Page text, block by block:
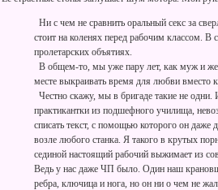
Ни с чем не сравнить оральный секс за
стоит на коленях перед рабочим классом.
пролетарских объятиях.
В общем-то, мы уже пару лет, как муж и
месте выкраивать время для любви вместо
Честно скажу, мы в бригаде такие не одни.
практикантки из подшефного училища,
списать текст, с помощью которого он
возле любого станка. Я такого в крутых
сединой настоящий рабочий выжимает из
Ведь у нас даже ЧП было. Один наш
ребра, ключица и нога, но он ни о чем не